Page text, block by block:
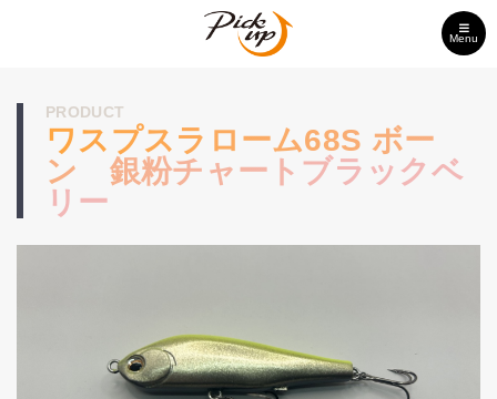
Menu
PRODUCT
ワスプスラローム68S ボー
ン 銀粉チャートブラックベ
リー